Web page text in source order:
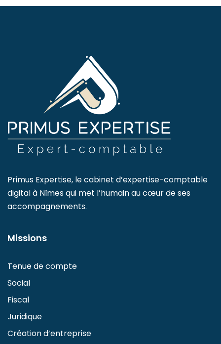
Primus Expertise, le cabinet d’expertise-comptable
digital à Nîmes qui met l’humain au cœur de ses
accompagnements.
Missions
Tenue de compte
Social
Fiscal
Juridique
Création d’entreprise